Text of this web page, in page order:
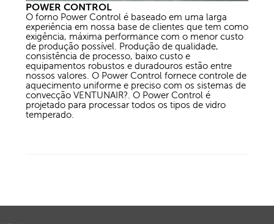
POWER CONTROL
O forno Power Control é baseado em uma larga
experiência em nossa base de clientes que tem como
exigência, máxima performance com o menor custo
de produção possível. Produção de qualidade,
consistência de processo, baixo custo e
equipamentos robustos e duradouros estão entre
nossos valores. O Power Control fornece controle de
aquecimento uniforme e preciso com os sistemas de
convecção VENTUNAIR?. O Power Control é
projetado para processar todos os tipos de vidro
temperado.